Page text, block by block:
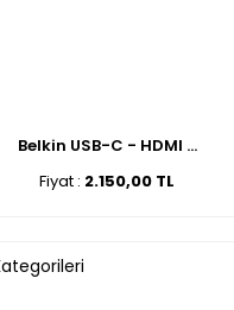
Belkin USB-C - HDMI ...
Fiyat : 2.150,00 TL